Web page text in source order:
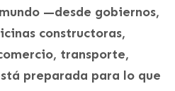
—desde gobiernos,
constructoras,
transporte,
preparada para lo que